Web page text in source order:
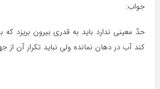
جواب:
حدّ معینی ندارد باید به قدری بیرون بریزد که
کند آب در دهان نمانده ولی نباید تکرار آن